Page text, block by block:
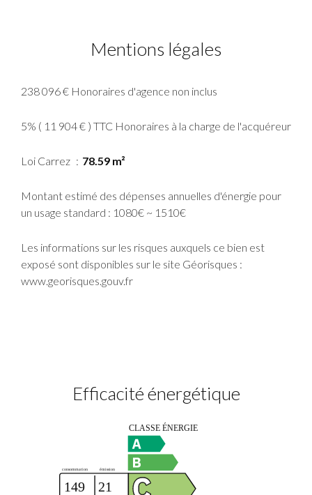
Mentions légales
238 096 € Honoraires d'agence non inclus
5% ( 11 904 € ) TTC Honoraires à la charge de l'acquéreur
Loi Carrez 78.59 m²
Montant estimé des dépenses annuelles d'énergie pour
un usage standard : 1080€ ~ 1510€
Les informations sur les risques auxquels ce bien est
exposé sont disponibles sur le site Géorisques :
www.georisques.gouv.fr
Efficacité énergétique